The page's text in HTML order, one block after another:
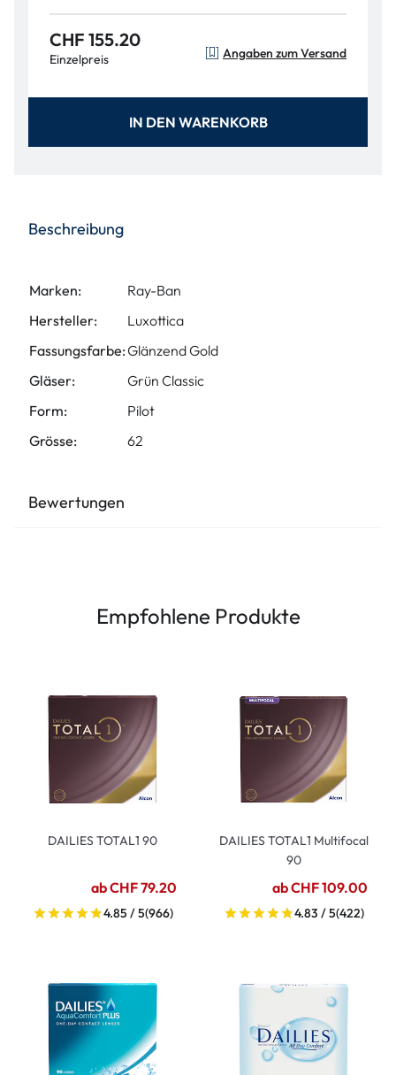
CHF 155.20
Einzelpreis Angaben zum Versand
IN DEN WARENKORB
Beschreibung
Marken:
Ray-Ban
Hersteller:
Luxottica
Fassungsfarbe:Glänzend Gold
Gläser:
Grün Classic
Form:
Pilot
Grösse:
62
Bewertungen
Empfohlene Produkte
DAILIES TOTAL1 90
ab CHF 79.20
4.85 / 5(966)
DAILIES TOTAL1 Multifocal
90
ab CHF 109.00
4.83 / 5(422)